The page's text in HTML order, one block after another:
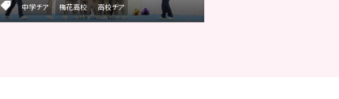
中学チア 梅花高校 高校チア